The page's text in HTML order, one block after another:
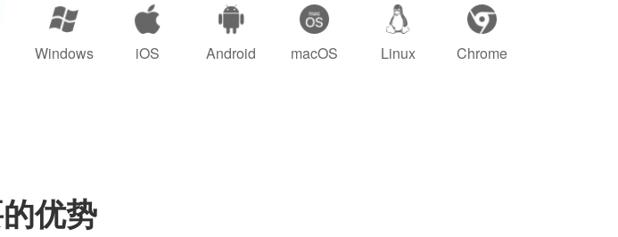
Windows iOS Android macOS Linux Chrome
优势